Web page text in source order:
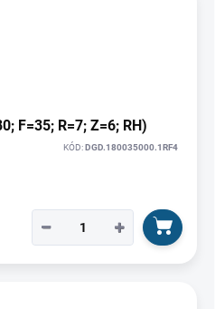
F=35; R=7; Z=6; RH)
KÓD:DGD.180035000.1RF4
+
−